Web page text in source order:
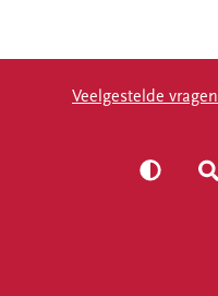
Veelgestelde vragen
Veelgestelde vragen Contact